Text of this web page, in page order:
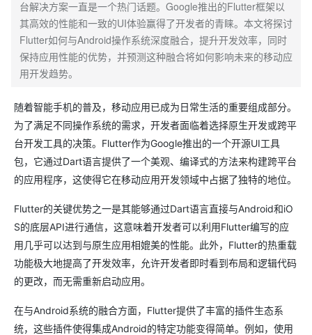
台解决方案一直是一个热门话题。Google推出的Flutter框架以
其高效的性能和一致的UI体验赢得了开发者的青睐。本文将探讨
Flutter如何与Android操作系统深度融合，提升开发效率，同时
保持应用性能的优势，并预测这种融合将如何影响未来的移动应
用开发趋势。
随着智能手机的普及，移动应用已成为日常生活的重要组成部分。
为了满足不同操作系统的需求，开发者面临着选择原生开发或跨平
台开发工具的决策。Flutter作为Google推出的一个开源UI工具
包，它通过Dart语言提供了一个美观、编译式的方法来构建跨平台
的应用程序，这使得它在移动应用开发领域中占据了独特的地位。
Flutter的关键优势之一是其能够通过Dart语言直接与Android和iO
S的底层API进行通信，这意味着开发者可以利用Flutter编写的应
用几乎可以达到与原生应用相媲美的性能。此外，Flutter的热重载
功能极大地提高了开发效率，允许开发者即时看到布局和逻辑代码
的更改，而无需重新启动应用。
在与Android系统的融合方面，Flutter提供了丰富的插件生态系
统，这些插件使得集成Android的特定功能变得简单。例如，使用